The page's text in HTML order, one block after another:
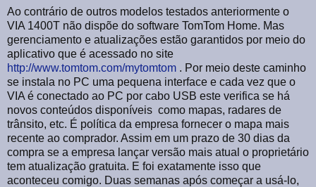
Ao contrário de outros modelos testados anteriormente o
VIA 1400T não dispõe do software TomTom Home. Mas
gerenciamento e atualizações estão garantidos por meio do
aplicativo que é acessado no site
http://www.tomtom.com/mytomtom . Por meio deste caminho
se instala no PC uma pequena interface e cada vez que o
VIA é conectado ao PC por cabo USB este verifica se há
novos conteúdos disponíveis como mapas, radares de
trânsito, etc. É política da empresa fornecer o mapa mais
recente ao comprador. Assim em um prazo de 30 dias da
compra se a empresa lançar versão mais atual o proprietário
tem atualização gratuita. E foi exatamente isso que
aconteceu comigo. Duas semanas após começar a usá-lo,